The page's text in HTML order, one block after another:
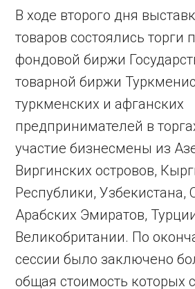
В ходе второго дня
товаров состоялись торги
фондовой биржи
товарной биржи
туркменских и афганских
предпринимателей в
участие бизнесмены из
Виргинских островов,
Республики,
Арабских Эмиратов,
Великобритании. По
сессии было заключено
общая стоимость которых